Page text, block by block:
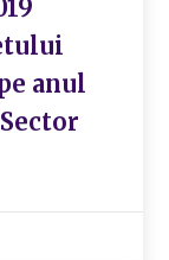
anul